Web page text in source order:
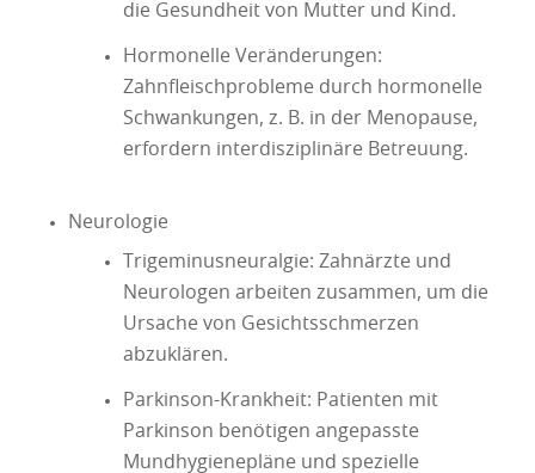
die Gesundheit von Mutter und Kind.
Hormonelle Veränderungen:
Zahnfleischprobleme durch hormonelle
Schwankungen, z. B. in der Menopause,
erfordern interdisziplinäre Betreuung.
Neurologie
Trigeminusneuralgie: Zahnärzte und
Neurologen arbeiten zusammen, um die
Ursache von Gesichtsschmerzen
abzuklären.
Parkinson-Krankheit: Patienten mit
Parkinson benötigen angepasste
Mundhygienepläne und spezielle